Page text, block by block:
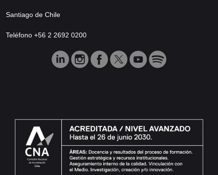
Santiago de Chile
Teléfono +56 2 2692 0200